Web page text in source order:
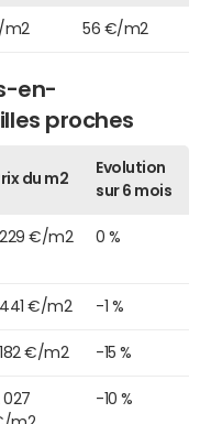
m2 56 €/m2
en-
proches
du m2
Evolution
sur 6 mois
229 €/m2 0 %
441 €/m2 -1 %
182 €/m2 -15 %
027
-10 %